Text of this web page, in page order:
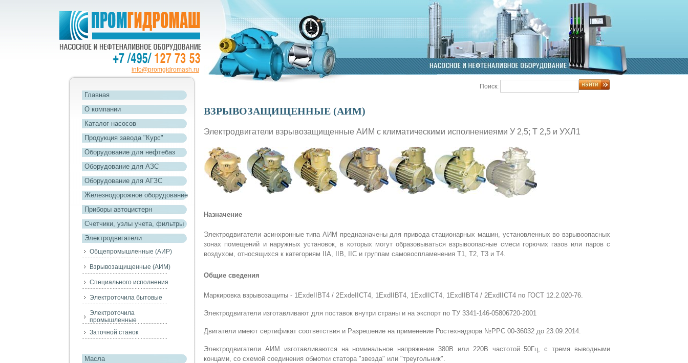
info@promgidromash.ru
Главная
О компании
Каталог насосов
Продукция завода "Курс"
Оборудование для нефтебаз
Оборудование для АЗС
Оборудование для АГЗС
Железнодорожное оборудование
Приборы автоцистерн
Счетчики, узлы учета, фильтры
Электродвигатели
Общепромышленные (АИР)
Взрывозащищенные (АИМ)
Специального исполнения
Электроточила бытовые
Электроточила
промышленные
Заточной станок
Масла
Поиск:
ВЗРЫВОЗАЩИЩЕННЫЕ (АИМ)
Электродвигатели взрывозащищенные АИМ с климатическими исполнениеями У 2,5; Т 2,5 и УХЛ1
Назначение
Электродвигатели асинхронные типа АИМ предназначены для привода стационарных машин, установленных во взрывоопасных
зонах помещений и наружных установок, в которых могут образовываться взрывоопасные смеси горючих газов или паров с
воздухом, относящихся к категориям IIА, IIВ, IIC и группам самовоспламенения Т1, Т2, Т3 и Т4.
Общие сведения
Маркировка взрывозащиты - 1ExdeIIBT4 / 2ExdeIICT4, 1ExdIIВТ4, 1ExdIICT4, 1ExdIIBT4 / 2ExdIICT4 по ГОСТ 12.2.020-76.
Электродвигатели изготавливают для поставок внутри страны и на экспорт по ТУ 3341-146-05806720-2001
Двигатели имеют сертификат соответствия и Разрешение на применение Ростехнадзора №РРС 00-36032 до 23.09.2014.
Электродвигатели АИМ изготавливаются на номинальное напряжение 380В или 220В частотой 50Гц, с тремя выводными
концами, со схемой соединения обмотки статора "звезда" или "треугольник".